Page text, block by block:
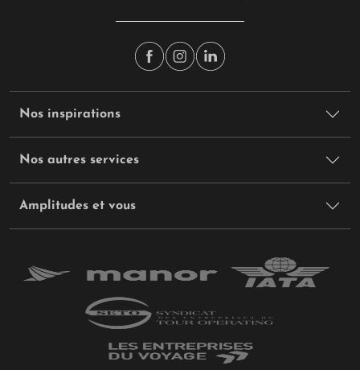
Nos inspirations
Nos autres services
Amplitudes et vous